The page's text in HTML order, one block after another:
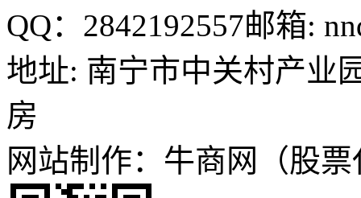
QQ：2842192557邮箱:
地址: 南宁市中关村产业
房
网站制作：牛商网（股票